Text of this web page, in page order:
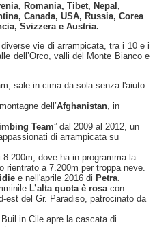
Romania, Tibet, Nepal,
Canada, USA, Russia, Corea
Svizzera e Austria.
vie di arrampicata, tra i 10 e i
dell’Orco, valli del Monte Bianco e
sale in cima da sola senza l'aiuto
dell’Afghanistan , in
Team” dal 2009 al 2012, un
di arrampicata su
8.200m, dove ha in programma la
a 7.200m per troppa neve.
e nell'aprile 2016 di Petra
L’alta quota è rosa con
est del Gr. Paradiso, patrocinato da
in Cile apre la cascata di